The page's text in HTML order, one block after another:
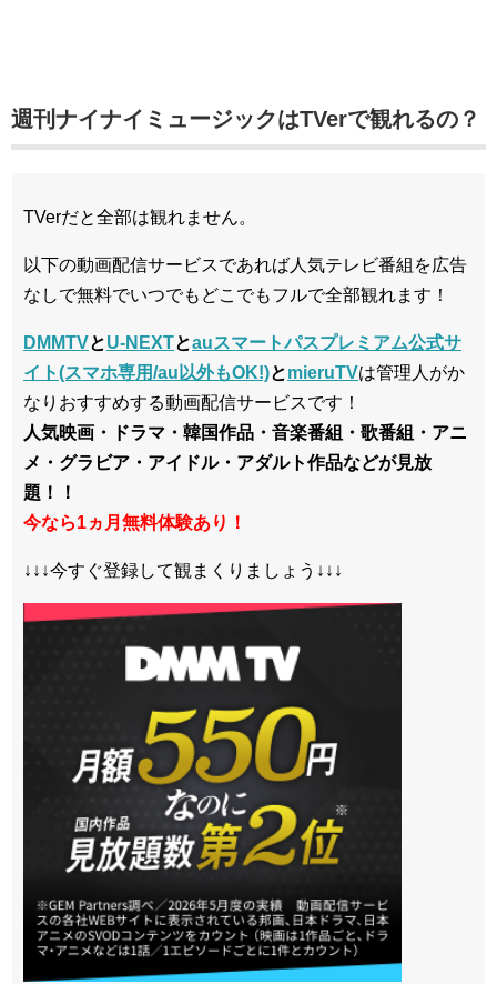
週刊ナイナイミュージックはTVerで観れるの？
TVerだと全部は観れません。
以下の動画配信サービスであれば人気テレビ番組を広告
なしで無料でいつでもどこでもフルで全部観れます！
DMMTVとU-NEXTとauスマートパスプレミアム公式サ
イト(スマホ専用/au以外もOK!)とmieruTVは管理人がか
なりおすすめする動画配信サービスです！
人気映画・ドラマ・韓国作品・音楽番組・歌番組・アニ
メ・グラビア・アイドル・アダルト作品などが見放
題！！
今なら1ヵ月無料体験あり！
↓↓↓今すぐ登録して観まくりましょう↓↓↓